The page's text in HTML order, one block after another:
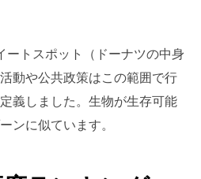
ートスポット（ドーナツの中身
動や公共政策はこの範囲で行
義しました。生物が生存可能
ンに似ています。